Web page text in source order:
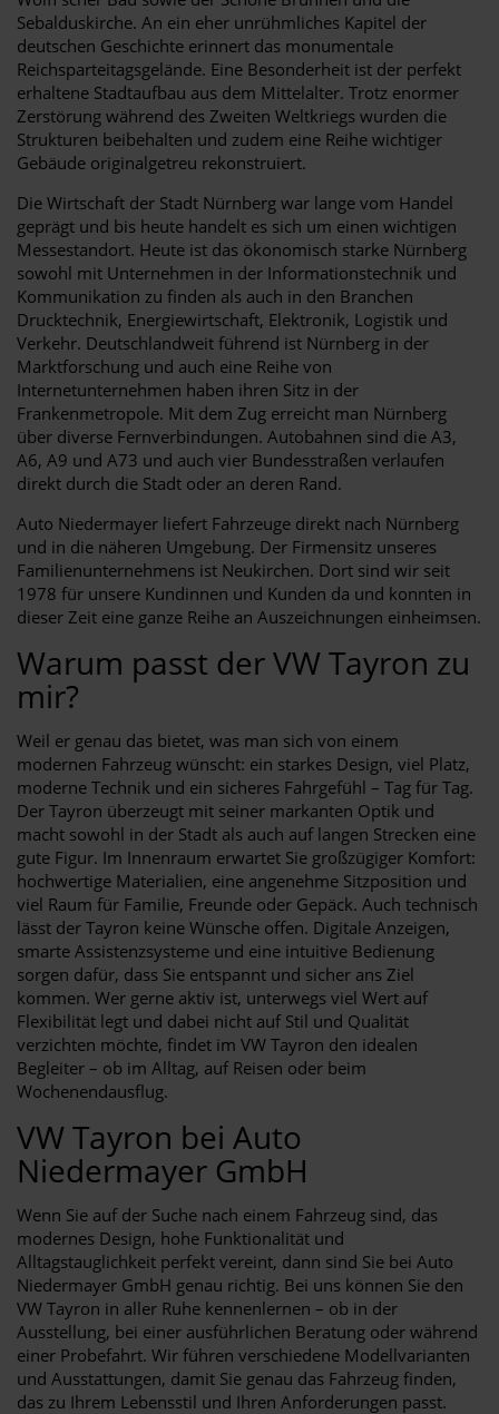
Sebalduskirche. An ein eher unrühmliches Kapitel der
deutschen Geschichte erinnert das monumentale
Reichsparteitagsgelände. Eine Besonderheit ist der perfekt
erhaltene Stadtaufbau aus dem Mittelalter. Trotz enormer
Zerstörung während des Zweiten Weltkriegs wurden die
Strukturen beibehalten und zudem eine Reihe wichtiger
Gebäude originalgetreu rekonstruiert.
Die Wirtschaft der Stadt Nürnberg war lange vom Handel
geprägt und bis heute handelt es sich um einen wichtigen
Messestandort. Heute ist das ökonomisch starke Nürnberg
sowohl mit Unternehmen in der Informationstechnik und
Kommunikation zu finden als auch in den Branchen
Drucktechnik, Energiewirtschaft, Elektronik, Logistik und
Verkehr. Deutschlandweit führend ist Nürnberg in der
Marktforschung und auch eine Reihe von
Internetunternehmen haben ihren Sitz in der
Frankenmetropole. Mit dem Zug erreicht man Nürnberg
über diverse Fernverbindungen. Autobahnen sind die A3,
A6, A9 und A73 und auch vier Bundesstraßen verlaufen
direkt durch die Stadt oder an deren Rand.
Auto Niedermayer liefert Fahrzeuge direkt nach Nürnberg
und in die näheren Umgebung. Der Firmensitz unseres
Familienunternehmens ist Neukirchen. Dort sind wir seit
1978 für unsere Kundinnen und Kunden da und konnten in
dieser Zeit eine ganze Reihe an Auszeichnungen einheimsen.
Warum passt der VW Tayron zu
mir?
Weil er genau das bietet, was man sich von einem
modernen Fahrzeug wünscht: ein starkes Design, viel Platz,
moderne Technik und ein sicheres Fahrgefühl – Tag für Tag.
Der Tayron überzeugt mit seiner markanten Optik und
macht sowohl in der Stadt als auch auf langen Strecken eine
gute Figur. Im Innenraum erwartet Sie großzügiger Komfort:
hochwertige Materialien, eine angenehme Sitzposition und
viel Raum für Familie, Freunde oder Gepäck. Auch technisch
lässt der Tayron keine Wünsche offen. Digitale Anzeigen,
smarte Assistenzsysteme und eine intuitive Bedienung
sorgen dafür, dass Sie entspannt und sicher ans Ziel
kommen. Wer gerne aktiv ist, unterwegs viel Wert auf
Flexibilität legt und dabei nicht auf Stil und Qualität
verzichten möchte, findet im VW Tayron den idealen
Begleiter – ob im Alltag, auf Reisen oder beim
Wochenendausflug.
VW Tayron bei Auto
Niedermayer GmbH
Wenn Sie auf der Suche nach einem Fahrzeug sind, das
modernes Design, hohe Funktionalität und
Alltagstauglichkeit perfekt vereint, dann sind Sie bei Auto
Niedermayer GmbH genau richtig. Bei uns können Sie den
VW Tayron in aller Ruhe kennenlernen – ob in der
Ausstellung, bei einer ausführlichen Beratung oder während
einer Probefahrt. Wir führen verschiedene Modellvarianten
und Ausstattungen, damit Sie genau das Fahrzeug finden,
das zu Ihrem Lebensstil und Ihren Anforderungen passt.